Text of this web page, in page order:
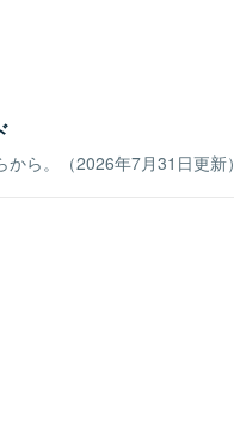
ら。（2026年7月31日更新）